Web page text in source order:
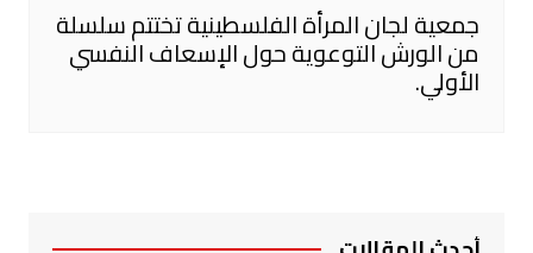
جمعية لجان المرأة الفلسطينية تختتم سلسلة
من الورش التوعوية حول الإسعاف النفسي
الأولي.